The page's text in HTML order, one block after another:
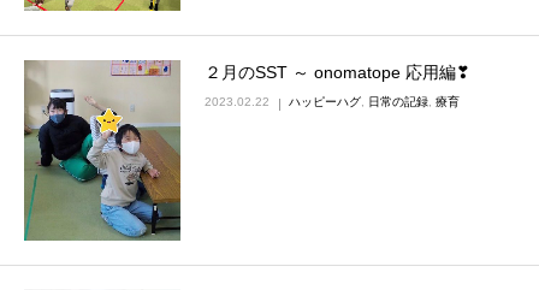
２月のSST ～ onomatope 応用編❣
2023.02.22 ハッピーハグ 日常の記録 療育